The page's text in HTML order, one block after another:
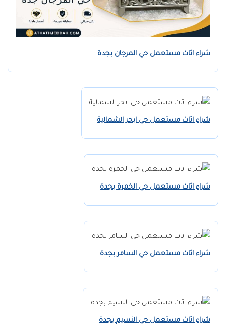
شراء اثاث مستعمل حي المرجان بجدة
شراء اثاث مستعمل حي ابحر الشمالية
شراء اثاث مستعمل حي الخمرة بجدة
شراء اثاث مستعمل حي السامر بجدة
شراء اثاث مستعمل حي النسيم بجدة